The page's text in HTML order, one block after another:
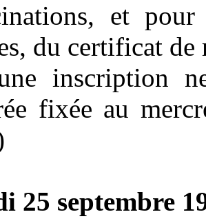
et pour
du certificat de
inscription
fixée au
25 septembre